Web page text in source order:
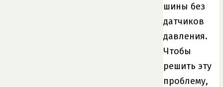
шины без
датчиков
давления.
Чтобы
решить эту
проблему,